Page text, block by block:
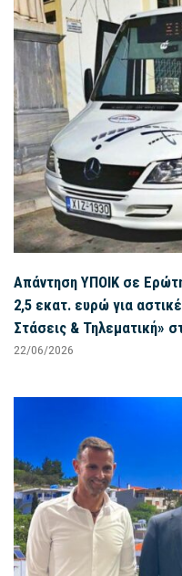
Απάντηση ΥΠΟΙΚ σε
2,5 εκατ. ευρώ για
Στάσεις & Τηλεματική»
22/06/2026